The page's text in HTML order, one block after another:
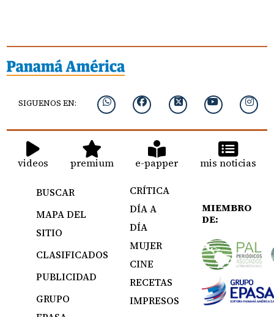
SIGUENOS EN:
videos premium e-papper mis noticias
BUSCAR
MAPA DEL
SITIO
CLASIFICADOS
PUBLICIDAD
GRUPO
CRÍTICA
DÍA A
DÍA
MUJER
CINE
RECETAS
IMPRESOS
MIEMBRO
DE: